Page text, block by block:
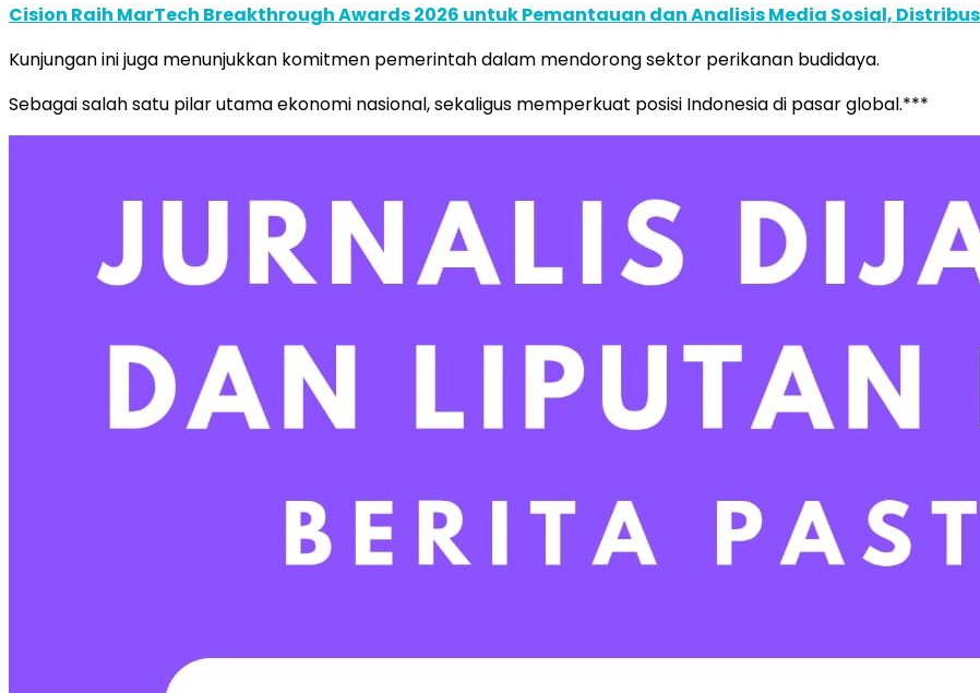
Cision Raih MarTech Breakthrough Awards 2026 untuk Pemantauan dan Analisis Media Sosial,
Kunjungan ini juga menunjukkan komitmen pemerintah dalam mendorong sektor perikanan budidaya.
Sebagai salah satu pilar utama ekonomi nasional, sekaligus memperkuat posisi Indonesia di pasar global.***